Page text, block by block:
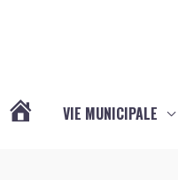
VIE MUNICIPALE